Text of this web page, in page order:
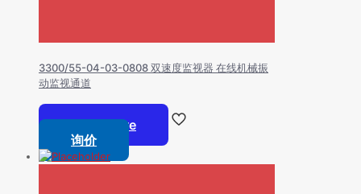
3300/55-04-03-0808 双速度监视器 在线机械振
动监视通道
Read more
询价